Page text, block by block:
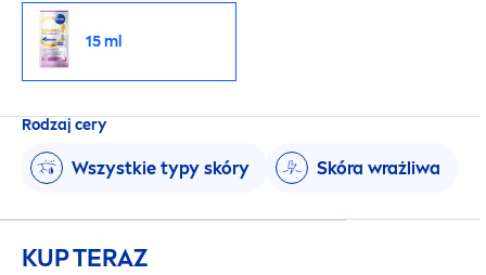
15 ml
Rodzaj cery
Wszystkie typy skóry Skóra wrażliwa
KUP TERAZ